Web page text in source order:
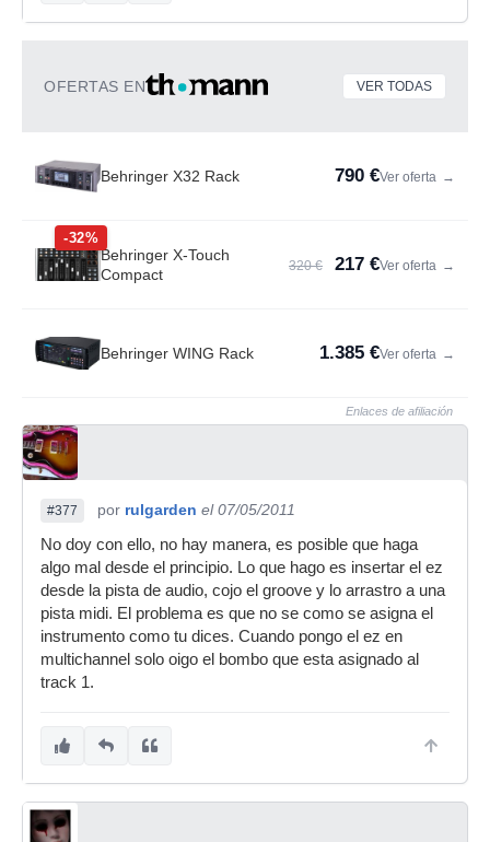
OFERTAS EN VER TODAS
Behringer X32 Rack 790 €Ver oferta →
-32%
Behringer X-Touch
Compact
320 € 217 €Ver oferta →
Behringer WING Rack 1.385 €Ver oferta →
Enlaces de afiliación
#377 por rulgarden el 07/05/2011
No doy con ello, no hay manera, es posible que haga
algo mal desde el principio. Lo que hago es insertar el ez
desde la pista de audio, cojo el groove y lo arrastro a una
pista midi. El problema es que no se como se asigna el
instrumento como tu dices. Cuando pongo el ez en
multichannel solo oigo el bombo que esta asignado al
track 1.